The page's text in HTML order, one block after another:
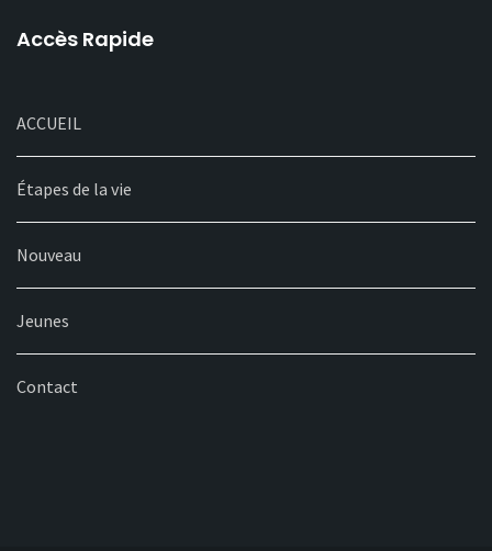
Accès Rapide
ACCUEIL
Étapes de la vie
Nouveau
Jeunes
Contact